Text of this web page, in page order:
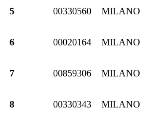
5 00330560 MILANO
6 00020164 MILANO
7 00859306 MILANO
8 00330343 MILANO